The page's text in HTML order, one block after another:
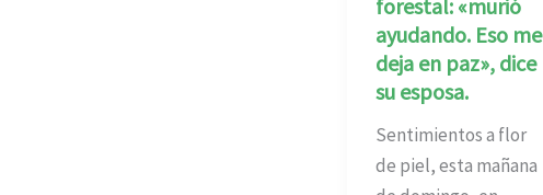
forestal: «murió
ayudando. Eso me
deja en paz», dice
su esposa.
Sentimientos a flor
de piel, esta mañana